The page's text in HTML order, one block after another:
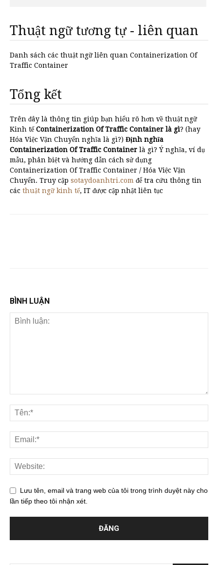
Thuật ngữ tương tự - liên quan
Danh sách các thuật ngữ liên quan Containerization Of
Traffic Container
Tổng kết
Trên đây là thông tin giúp bạn hiểu rõ hơn về thuật ngữ
Kinh tếContainerization Of Traffic Container là gì? (hay
Hóa Việc Vận Chuyển nghĩa là gì?) Định nghĩa
Containerization Of Traffic Container là gì? Ý nghĩa, ví dụ
mẫu, phân biệt và hướng dẫn cách sử dụng
Containerization Of Traffic Container / Hóa Việc Vận
Chuyển. Truy cập sotaydoanhtri.com để tra cứu thông tin
các thuật ngữ kinh tế, IT được cập nhật liên tục
BÌNH LUẬN
Lưu tên, email và trang web của tôi trong trình duyệt này cho
lần tiếp theo tôi nhận xét.